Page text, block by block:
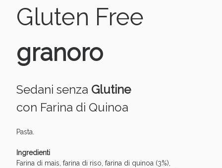
Gluten Free
granoro
Sedani senza Glutine
con Farina di Quinoa
Pasta.
Ingredienti
Farina di mais, farina di riso, farina di quinoa (3%),
Anticellulite e Fanghi: Sconto fino al 40% valido
oggi!